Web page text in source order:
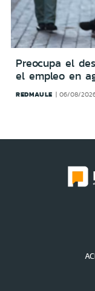
Preocupa el
el empleo en
REDMAULE 06/08/2026